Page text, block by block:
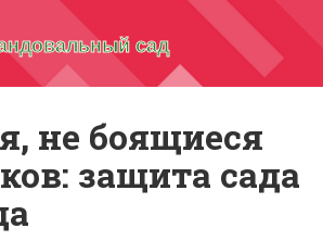
не боящиеся
защита сада